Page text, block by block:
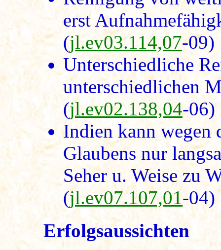
erst
(jl.ev03.114,07-09)
Unterschiedliche
unterschiedlichen
(jl.ev02.138,04-06)
Indien kann wegen
Glaubens nur
Seher u. Weise zu
(jl.ev07.107,01-04)
Erfolgsaussichten